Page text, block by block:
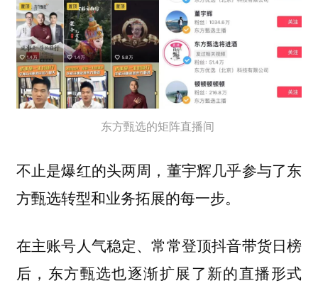
东方甄选的矩阵直播间
不止是爆红的头两周， 董宇辉几乎参与了东
方甄选转型和业务拓展的每一步。
在主账号人气稳定、常常登顶抖音带货日榜
后，东方甄选也逐渐扩展了新的直播形式